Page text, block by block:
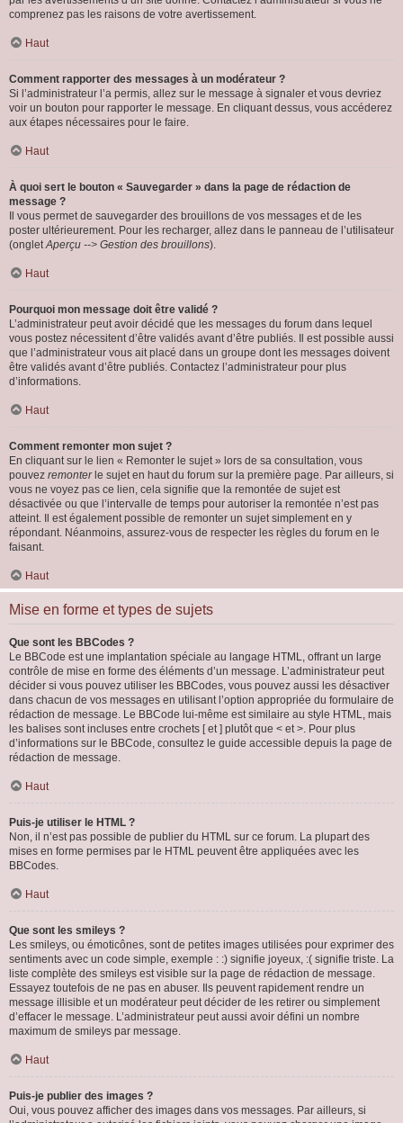
comprenez pas les raisons de votre avertissement.
Haut
Comment rapporter des messages à un modérateur ?
Si l’administrateur l’a permis, allez sur le message à signaler et vous devriez
voir un bouton pour rapporter le message. En cliquant dessus, vous accéderez
aux étapes nécessaires pour le faire.
Haut
À quoi sert le bouton « Sauvegarder » dans la page de rédaction de
message ?
Il vous permet de sauvegarder des brouillons de vos messages et de les
poster ultérieurement. Pour les recharger, allez dans le panneau de l’utilisateur
(ongletAperçu --> Gestion des brouillons).
Haut
Pourquoi mon message doit être validé ?
L’administrateur peut avoir décidé que les messages du forum dans lequel
vous postez nécessitent d’être validés avant d’être publiés. Il est possible aussi
que l’administrateur vous ait placé dans un groupe dont les messages doivent
être validés avant d’être publiés. Contactez l’administrateur pour plus
d’informations.
Haut
Comment remonter mon sujet ?
En cliquant sur le lien « Remonter le sujet » lors de sa consultation, vous
pouvez remonterle sujet en haut du forum sur la première page. Par ailleurs, si
vous ne voyez pas ce lien, cela signifie que la remontée de sujet est
désactivée ou que l’intervalle de temps pour autoriser la remontée n’est pas
atteint. Il est également possible de remonter un sujet simplement en y
répondant. Néanmoins, assurez-vous de respecter les règles du forum en le
faisant.
Haut
Mise en forme et types de sujets
Que sont les BBCodes ?
Le BBCode est une implantation spéciale au langage HTML, offrant un large
contrôle de mise en forme des éléments d’un message. L’administrateur peut
décider si vous pouvez utiliser les BBCodes, vous pouvez aussi les désactiver
dans chacun de vos messages en utilisant l’option appropriée du formulaire de
rédaction de message. Le BBCode lui-même est similaire au style HTML, mais
les balises sont incluses entre crochets [ et ] plutôt que < et >. Pour plus
d’informations sur le BBCode, consultez le guide accessible depuis la page de
rédaction de message.
Haut
Puis-je utiliser le HTML ?
Non, il n’est pas possible de publier du HTML sur ce forum. La plupart des
mises en forme permises par le HTML peuvent être appliquées avec les
BBCodes.
Haut
Que sont les smileys ?
Les smileys, ou émoticônes, sont de petites images utilisées pour exprimer des
sentiments avec un code simple, exemple : :) signifie joyeux, :( signifie triste. La
liste complète des smileys est visible sur la page de rédaction de message.
Essayez toutefois de ne pas en abuser. Ils peuvent rapidement rendre un
message illisible et un modérateur peut décider de les retirer ou simplement
d’effacer le message. L’administrateur peut aussi avoir défini un nombre
maximum de smileys par message.
Haut
Puis-je publier des images ?
Oui, vous pouvez afficher des images dans vos messages. Par ailleurs, si